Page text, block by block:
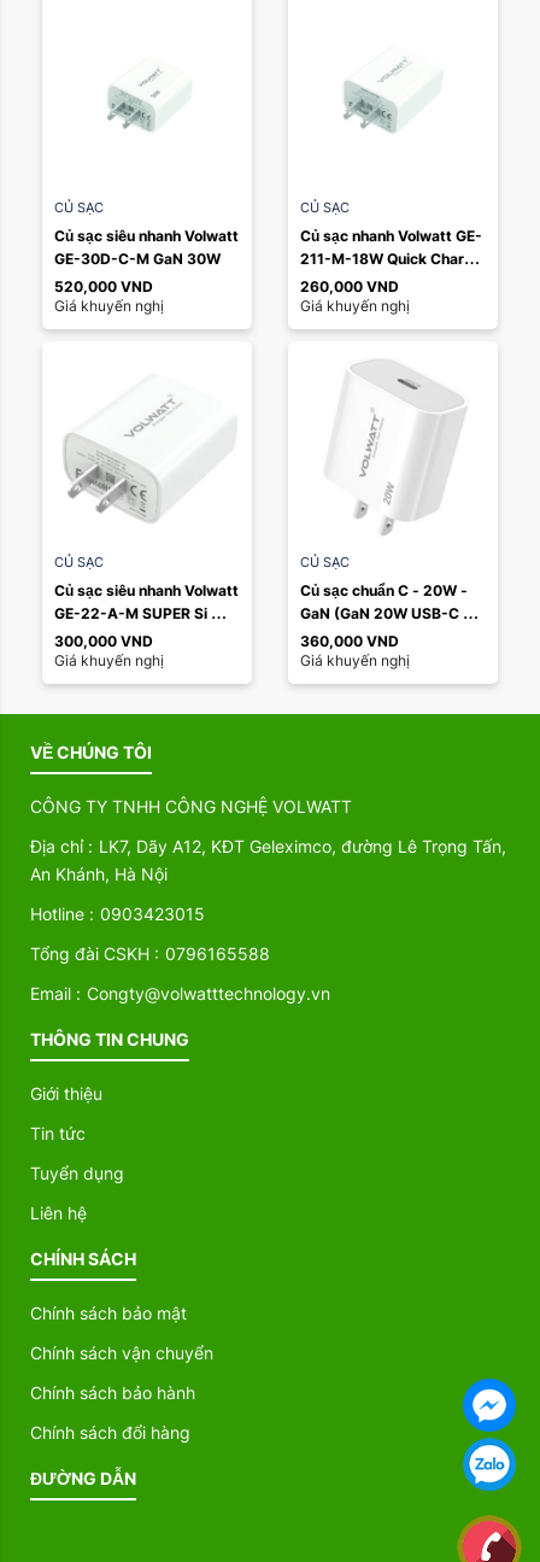
CỦ SẠC
Củ sạc siêu nhanh Volwatt
GE-30D-C-M GaN 30W
520,000 VND
Giá khuyến nghị
CỦ SẠC
Củ sạc nhanh Volwatt GE-
211-M-18W Quick Charge
3.0 cổng USB
260,000 VND
Giá khuyến nghị
CỦ SẠC
Củ sạc siêu nhanh Volwatt
GE-22-A-M SUPER Si
22.5W
300,000 VND
Giá khuyến nghị
CỦ SẠC
Củ sạc chuẩn C - 20W -
GaN (GaN 20W USB-C
Power Adapter)
360,000 VND
Giá khuyến nghị
VỀ CHÚNG TÔI
CÔNG TY TNHH CÔNG NGHỆ VOLWATT
Địa chỉ : LK7, Dãy A12, KĐT Geleximco, đường Lê Trọng Tấn,
An Khánh, Hà Nội
Hotline : 0903423015
Tổng đài CSKH : 0796165588
Email : Congty@volwatttechnology.vn
THÔNG TIN CHUNG
Giới thiệu
Tin tức
Tuyển dụng
Liên hệ
CHÍNH SÁCH
Chính sách bảo mật
Chính sách vận chuyển
Chính sách bảo hành
Chính sách đổi hàng
ĐƯỜNG DẪN